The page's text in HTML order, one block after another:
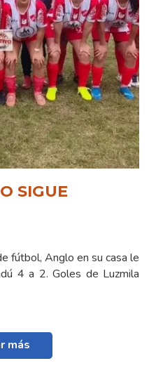
SIGUE
fútbol, Anglo en su casa le
4 a 2. Goles de Luzmila
más